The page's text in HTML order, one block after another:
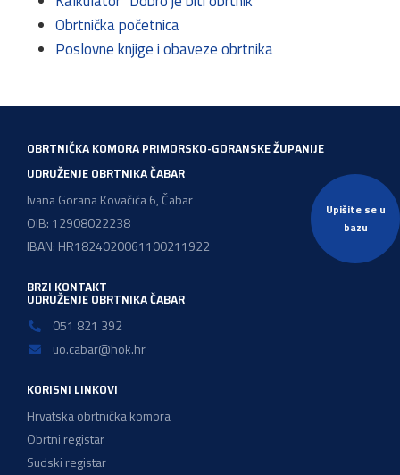
Upišite se u
bazu
Obrtnička početnica
Poslovne knjige i obaveze obrtnika
OBRTNIČKA KOMORA PRIMORSKO-GORANSKE ŽUPANIJE
UDRUŽENJE OBRTNIKA ČABAR
Ivana Gorana Kovačića 6, Čabar
OIB: 12908022238
IBAN: HR1824020061100211922
BRZI KONTAKT
UDRUŽENJE OBRTNIKA ČABAR
051 821 392
uo.cabar@hok.hr
KORISNI LINKOVI
Hrvatska obrtnička komora
Obrtni registar
Sudski registar